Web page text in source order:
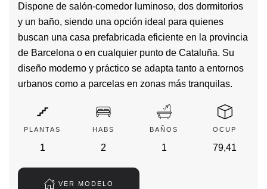
Dispone de salón-comedor luminoso, dos dormitorios
y un baño, siendo una opción ideal para quienes
buscan una casa prefabricada eficiente en la provincia
de Barcelona o en cualquier punto de Cataluña. Su
diseño moderno y práctico se adapta tanto a entornos
urbanos como a parcelas en zonas más tranquilas.
PLANTAS
1
HABS
2
BAÑOS
1
OCUP
79,41
VER MODELO